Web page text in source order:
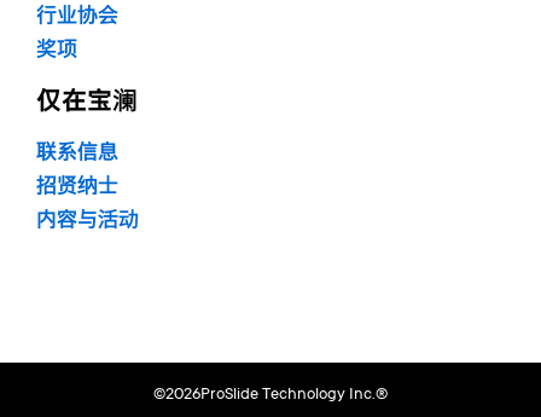
行业协会
奖项
仅在宝澜
联系信息
招贤纳士
内容与活动
©2026ProSlide Technology Inc.®